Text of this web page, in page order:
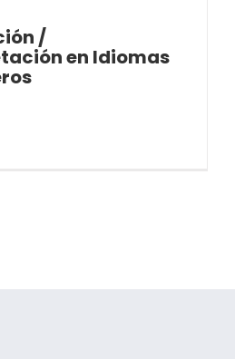
/
en Idiomas